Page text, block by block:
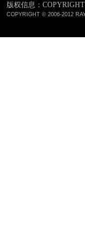
版权信息：
COPYRIGHT © 2006-2012